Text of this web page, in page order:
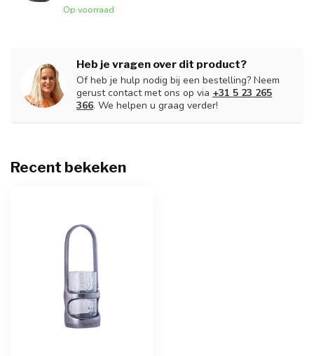
Op voorraad
Heb je vragen over dit product?
Of heb je hulp nodig bij een bestelling? Neem
gerust contact met ons op via +31 5 23 265
366. We helpen u graag verder!
Recent bekeken